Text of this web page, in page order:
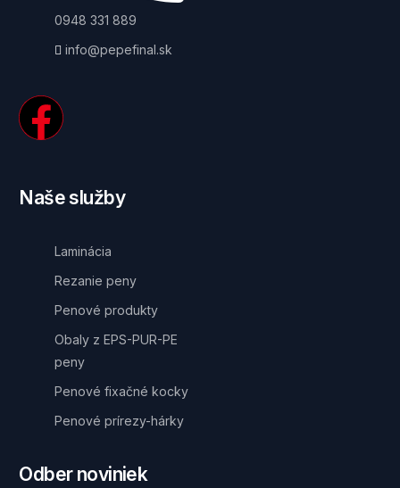
0948 331 889
info@pepefinal.sk
Naše služby
Laminácia
Rezanie peny
Penové produkty
Obaly z EPS-PUR-PE
peny
Penové fixačné kocky
Penové prírezy-hárky
Odber noviniek